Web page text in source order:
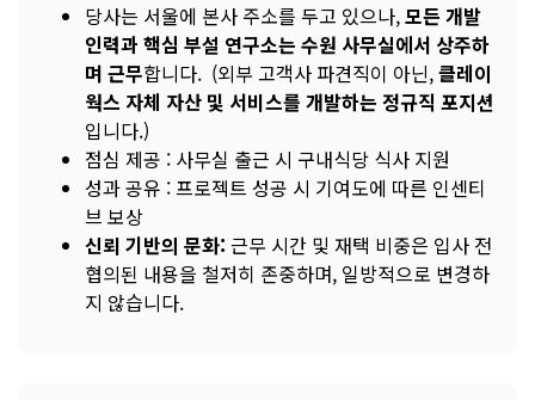
당사는 서울에 본사 주소를 두고 있으나,모든 개발
인력과 핵심 부설 연구소는 수원 사무실에서 상주하
며 근무합니다. (외부 고객사 파견직이 아닌,클레이
웍스 자체 자산 및 서비스를 개발하는 정규직 포지션
입니다.)
점심 제공 : 사무실 출근 시 구내식당 식사 지원
성과 공유 : 프로젝트 성공 시 기여도에 따른 인센티
브 보상
신뢰 기반의 문화: 근무 시간 및 재택 비중은 입사 전
협의된 내용을 철저히 존중하며, 일방적으로 변경하
지 않습니다.